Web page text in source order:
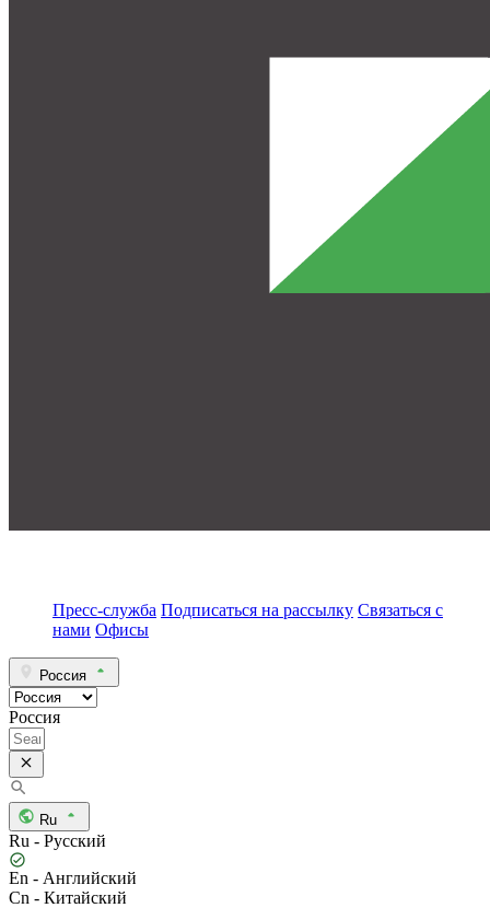
Пресс-служба Подписаться на рассылку Связаться с
нами Офисы
Россия
Россия
Ru
Ru - Русский
En - Английский
Cn - Китайский